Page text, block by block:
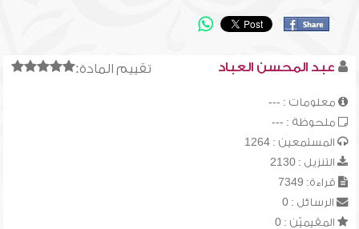
تقييم المادة: عبد المحسن العباد
معلومات : ---
ملحوظة : ---
المستمعين : 1264
التنزيل : 2130
قراءة: 7349
الرسائل : 0
المقيميّن : 0